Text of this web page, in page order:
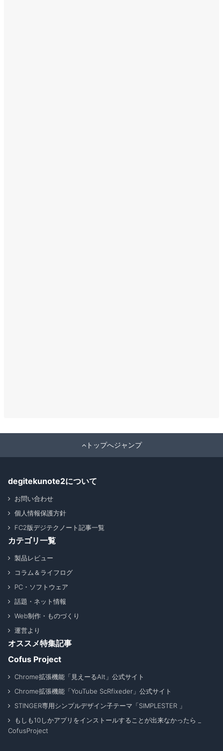
トップへジャンプ
degitekunote2について
お問い合わせ
個人情報保護方針
FC2版デジテクノート記事一覧
カテゴリ一覧
製品レビュー
コラム＆ライフログ
PC・ソフトウェア
話題・ネット情報
Web制作・ものづくり
運営より
オススメ特集記事
Cofus Project
Chrome拡張機能「見えーるAlt」公式サイト
Chrome拡張機能「YouTube ScRfixeder」公式サイト
STINGER専用シンプルデザイン子テーマ「SIMPLESTER 」
もしも10しかアプリをインストールすることが出来なかったら _
CofusProject